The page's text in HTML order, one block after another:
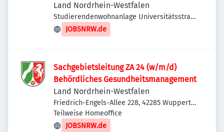
Land Nordrhein-Westfalen
Studierendenwohnanlage Universitätsstraße
1, Studierendenwerk Düsseldorf, 40225
Düsseldorf, Deutschland
JOBSNRW.de
Sachgebietsleitung ZA 24 (w/m/d)
Behördliches Gesundheitsmanagement
Land Nordrhein-Westfalen
Friedrich-Engels-Allee 228, 42285 Wuppertal,
Deutschland
Teilweise Homeoffice
JOBSNRW.de